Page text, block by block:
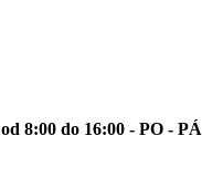
od 8:00 do 16:00 - PO - PÁ